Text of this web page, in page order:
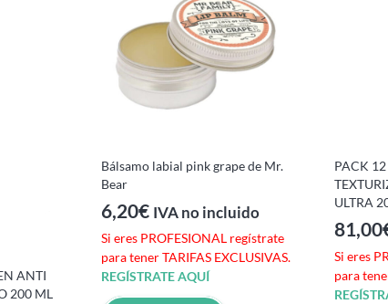
ANTI
200 ML
Bálsamo labial pink grape de Mr.
Bear
6,20€ IVA no incluido
Si eres PROFESIONAL regístrate
para tener TARIFAS EXCLUSIVAS.
REGÍSTRATE AQUÍ
PACK
ULTRA
81,00
Si eres
para